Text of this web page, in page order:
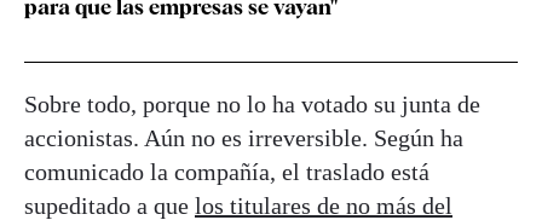
para que las empresas se vayan"
Sobre todo, porque no lo ha votado su junta de
accionistas. Aún no es irreversible. Según ha
comunicado la compañía, el traslado está
supeditado a que los titulares de no más del